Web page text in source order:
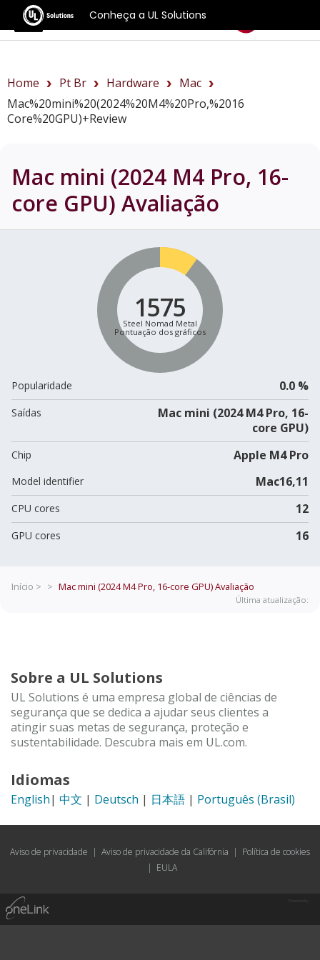
Conheça a UL Solutions
Benchmarks
Home Pt Br Hardware
Mac
Mac%20mini%20(2024%20M4%20Pro,%2016
Core%20GPU)+review
Mac mini (2024 M4 Pro, 16-
core GPU) Avaliação
1575
Steel Nomad Metal
Pontuação dos gráficos
Popularidade 0.0 %
Saídas
Mac mini (2024 M4 Pro, 16-
core GPU)
Chip Apple M4 Pro
Model identifier Mac16,11
CPU cores 12
GPU cores 16
Início > > Mac mini (2024 M4 Pro, 16-core GPU)Avaliação
Última atualização:
Sobre a UL Solutions
UL Solutions é uma empresa global de ciências de
segurança que se dedica a ajudar seus clientes a
atingir suas metas de segurança, proteção e
sustentabilidade. Descubra mais em UL.com.
Idiomas
English| 中文 | Deutsch | 日本語 | Português (Brasil)
Aviso de privacidade | Aviso de privacidade da Califórnia | Política de cookies
| EULA